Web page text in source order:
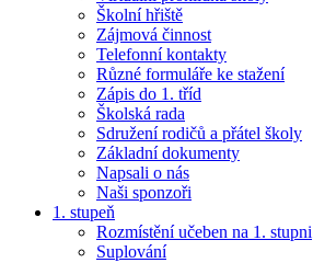
Školní hřiště
Zájmová činnost
Telefonní kontakty
Různé formuláře ke stažení
Zápis do 1. tříd
Školská rada
Sdružení rodičů a přátel školy
Základní dokumenty
Napsali o nás
Naši sponzoři
1. stupeň
Rozmístění učeben na 1. stupni
Suplování